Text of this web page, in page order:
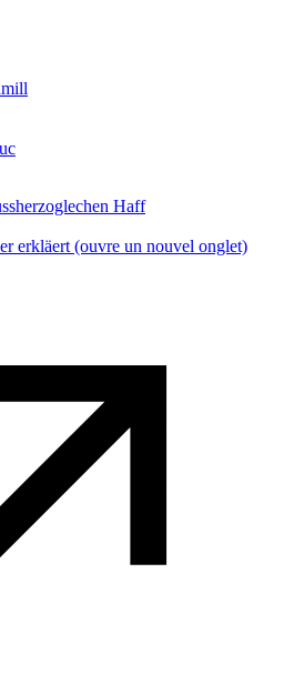
Haff
erkläert (ouvre un nouvel onglet)